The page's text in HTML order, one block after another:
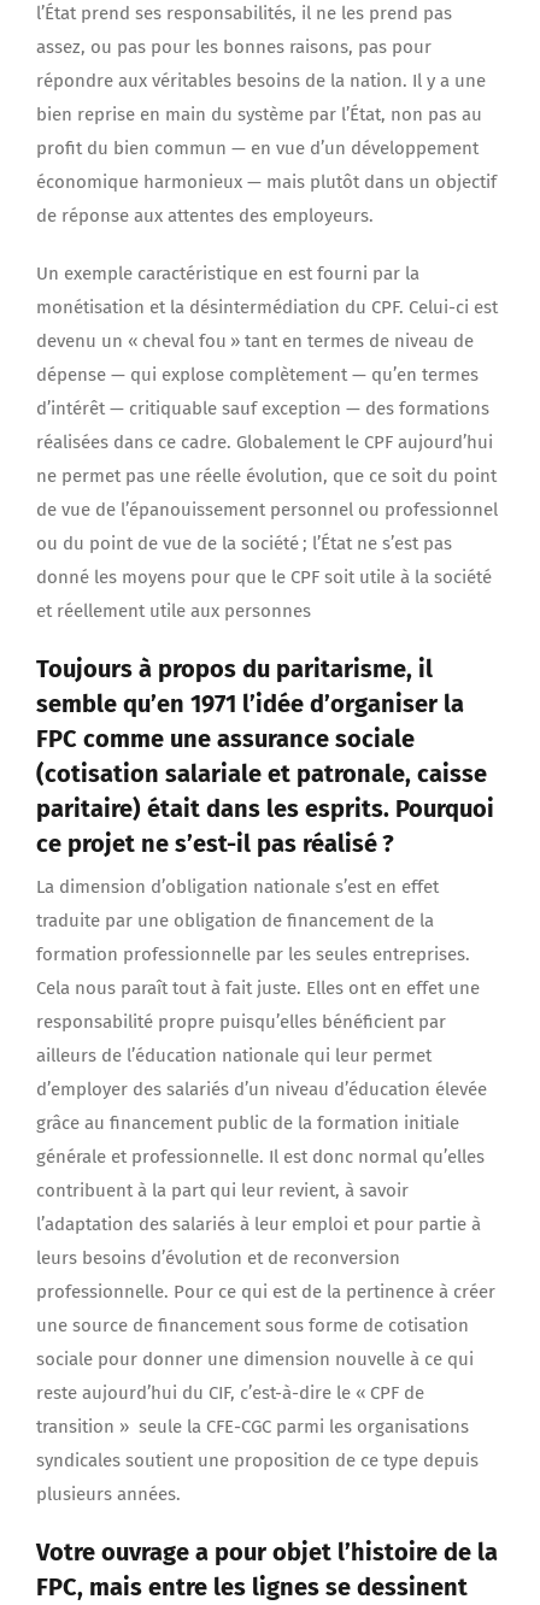
l’État prend ses responsabilités, il ne les prend pas
assez, ou pas pour les bonnes raisons, pas pour
répondre aux véritables besoins de la nation. Il y a une
bien reprise en main du système par l’État, non pas au
profit du bien commun — en vue d’un développement
économique harmonieux — mais plutôt dans un objectif
de réponse aux attentes des employeurs.
Un exemple caractéristique en est fourni par la
monétisation et la désintermédiation du CPF. Celui-ci est
devenu un « cheval fou » tant en termes de niveau de
dépense — qui explose complètement — qu’en termes
d’intérêt — critiquable sauf exception — des formations
réalisées dans ce cadre. Globalement le CPF aujourd’hui
ne permet pas une réelle évolution, que ce soit du point
de vue de l’épanouissement personnel ou professionnel
ou du point de vue de la société ; l’État ne s’est pas
donné les moyens pour que le CPF soit utile à la société
et réellement utile aux personnes
Toujours à propos du paritarisme, il
semble qu’en 1971 l’idée d’organiser la
FPC comme une assurance sociale
(cotisation salariale et patronale, caisse
paritaire) était dans les esprits. Pourquoi
ce projet ne s’est-il pas réalisé ?
La dimension d’obligation nationale s’est en effet
traduite par une obligation de financement de la
formation professionnelle par les seules entreprises.
Cela nous paraît tout à fait juste. Elles ont en effet une
responsabilité propre puisqu’elles bénéficient par
ailleurs de l’éducation nationale qui leur permet
d’employer des salariés d’un niveau d’éducation élevée
grâce au financement public de la formation initiale
générale et professionnelle. Il est donc normal qu’elles
contribuent à la part qui leur revient, à savoir
l’adaptation des salariés à leur emploi et pour partie à
leurs besoins d’évolution et de reconversion
professionnelle. Pour ce qui est de la pertinence à créer
une source de financement sous forme de cotisation
sociale pour donner une dimension nouvelle à ce qui
reste aujourd’hui du CIF, c’est-à-dire le « CPF de
transition » seule la CFE-CGC parmi les organisations
syndicales soutient une proposition de ce type depuis
plusieurs années.
Votre ouvrage a pour objet l’histoire de la
FPC, mais entre les lignes se dessinent